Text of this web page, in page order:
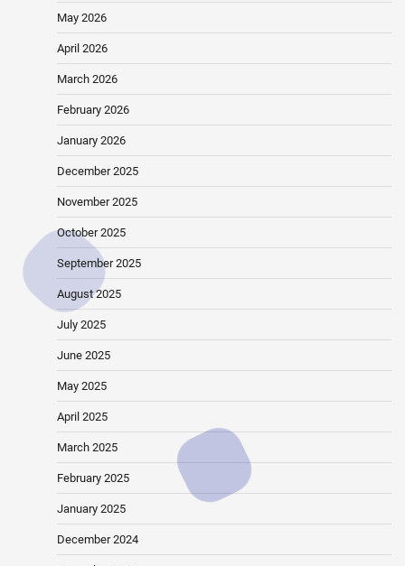
May 2026
April 2026
March 2026
February 2026
January 2026
December 2025
November 2025
October 2025
September 2025
August 2025
July 2025
June 2025
May 2025
April 2025
March 2025
February 2025
January 2025
December 2024